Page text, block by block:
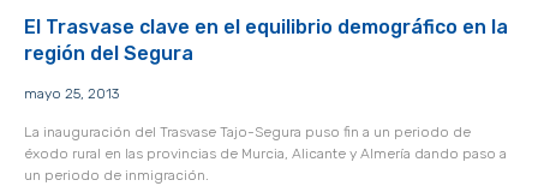
El Trasvase clave en el equilibrio demográfico en la
región del Segura
mayo 25, 2013
La inauguración del Trasvase Tajo-Segura puso fin a un periodo de
éxodo rural en las provincias de Murcia, Alicante y Almería dando paso a
un periodo de inmigración.